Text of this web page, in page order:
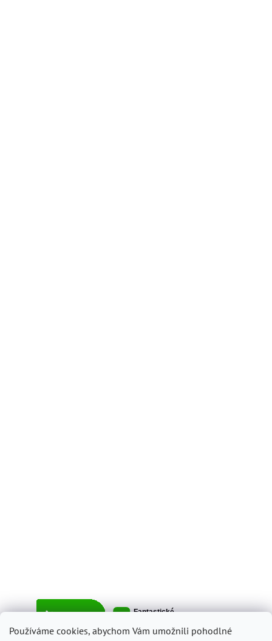
Používáme cookies, abychom Vám umožnili pohodlné